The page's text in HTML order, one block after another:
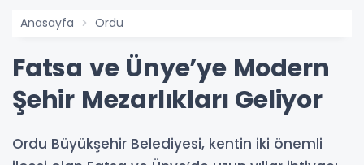
Anasayfa Ordu
Fatsa ve Ünye’ye Modern
Şehir Mezarlıkları Geliyor
Ordu Büyükşehir Belediyesi, kentin iki önemli